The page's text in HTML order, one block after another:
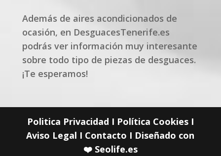
Además de aires acondicionados de
ocasión, en DesguacesTenerife.es
podrás ver información muy interesante
sobre todo tipo de piezas de desguaces.
¡Te esperamos!
Politica Privacidad I Política CookiesI
Aviso Legal I Contacto I Diseñado con
❤️ Seolife.es